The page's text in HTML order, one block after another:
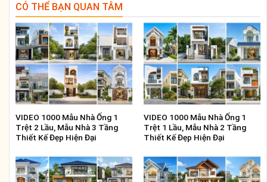
CÓ THỂ BẠN QUAN TÂM
VIDEO 1000 Mẫu Nhà Ống 1
Trệt 2 Lầu, Mẫu Nhà 3 Tầng
Thiết Kế Đẹp Hiện Đại
VIDEO 1000 Mẫu Nhà Ống 1
Trệt 1 Lầu, Mẫu Nhà 2 Tầng
Thiết Kế Đẹp Hiện Đại